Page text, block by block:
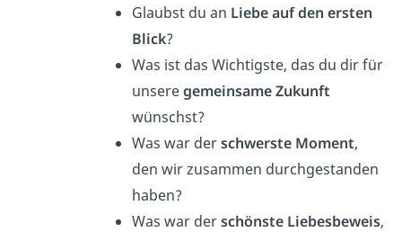
Glaubst du an Liebe auf den ersten
Blick?
Was ist das Wichtigste, das du dir für
unseregemeinsame Zukunft
wünschst?
Was war derschwerste Moment,
den wir zusammen durchgestanden
haben?
Was war derschönste Liebesbeweis,